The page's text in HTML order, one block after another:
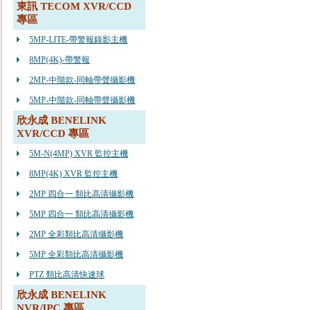
東訊 TECOM XVR/CCD
專區
5MP-LITE-帶警報錄影主機
8MP(4K)-帶警報
2MP-中階款-同軸帶聲攝影機
5MP-中階款-同軸帶聲攝影機
欣永成 BENELINK
XVR/CCD 專區
5M-N(4MP) XVR 監控主機
8MP(4K) XVR 監控主機
2MP 四合一 類比高清攝影機
5MP 四合一 類比高清攝影機
2MP 全彩類比高清攝影機
5MP 全彩類比高清攝影機
PTZ 類比高清快速球
欣永成 BENELINK